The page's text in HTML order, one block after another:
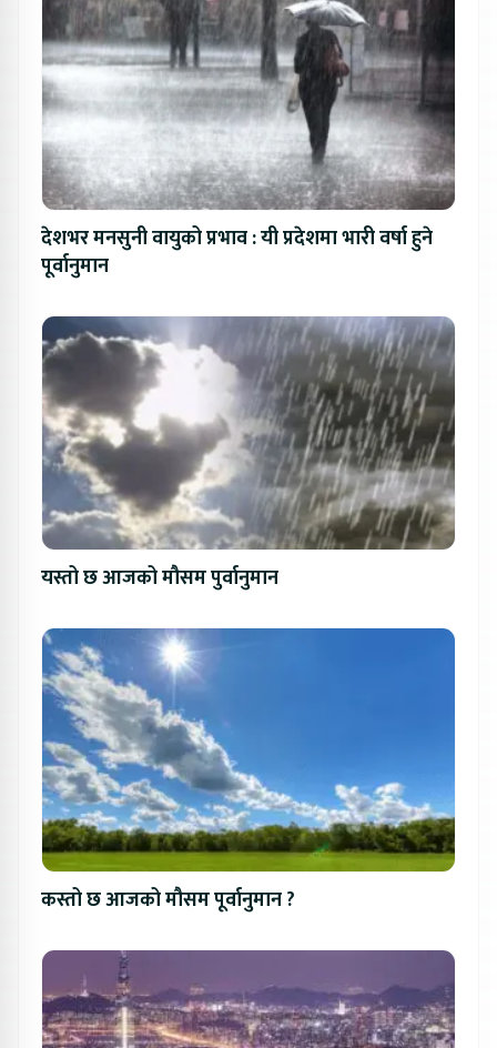
देशभर मनसुनी वायुको प्रभाव : यी प्रदेशमा भारी वर्षा हुने
पूर्वानुमान
यस्तो छ आजको मौसम पुर्वानुमान
कस्तो छ आजको मौसम पूर्वानुमान ?